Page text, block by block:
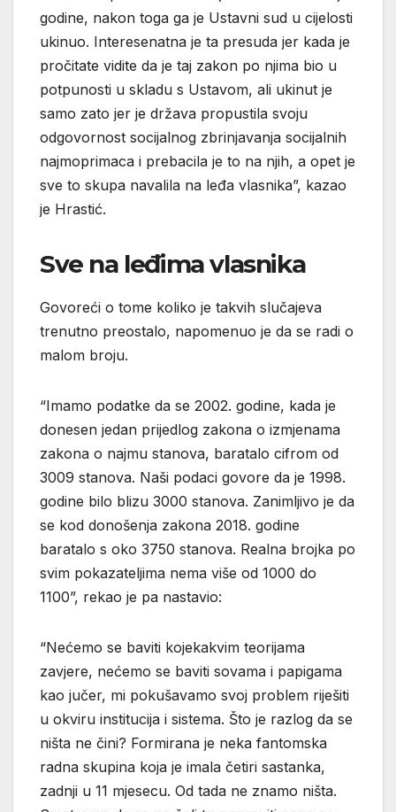
godine, nakon toga ga je Ustavni sud u cijelosti
ukinuo. Interesenatna je ta presuda jer kada je
pročitate vidite da je taj zakon po njima bio u
potpunosti u skladu s Ustavom, ali ukinut je
samo zato jer je država propustila svoju
odgovornost socijalnog zbrinjavanja socijalnih
najmoprimaca i prebacila je to na njih, a opet je
sve to skupa navalila na leđa vlasnika”, kazao
je Hrastić.
Sve na leđima vlasnika
Govoreći o tome koliko je takvih slučajeva
trenutno preostalo, napomenuo je da se radi o
malom broju.
“Imamo podatke da se 2002. godine, kada je
donesen jedan prijedlog zakona o izmjenama
zakona o najmu stanova, baratalo cifrom od
3009 stanova. Naši podaci govore da je 1998.
godine bilo blizu 3000 stanova. Zanimljivo je da
se kod donošenja zakona 2018. godine
baratalo s oko 3750 stanova. Realna brojka po
svim pokazateljima nema više od 1000 do
1100”, rekao je pa nastavio:
“Nećemo se baviti kojekakvim teorijama
zavjere, nećemo se baviti sovama i papigama
kao jučer, mi pokušavamo svoj problem riješiti
u okviru institucija i sistema. Što je razlog da se
ništa ne čini? Formirana je neka fantomska
radna skupina koja je imala četiri sastanka,
zadnji u 11 mjesecu. Od tada ne znamo ništa.